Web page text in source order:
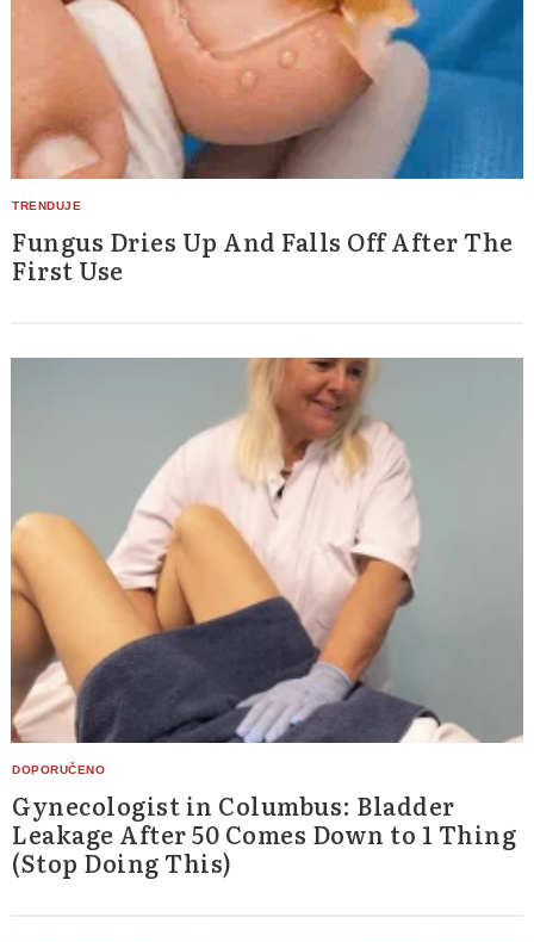
Fungus Dries Up And Falls Off After The
First Use
Gynecologist in Columbus: Bladder
Leakage After 50 Comes Down to 1 Thing
(Stop Doing This)